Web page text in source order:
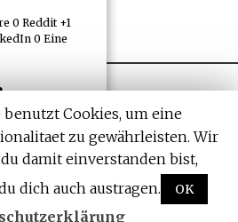
Designed by Withemes
benutzt Cookies, um eine
zu gewährleisten. Wir
damit einverstanden bist,
dich auch austragen.
OK
0 Reddit +1
0 Eine
der
und
Schweden
0 Das